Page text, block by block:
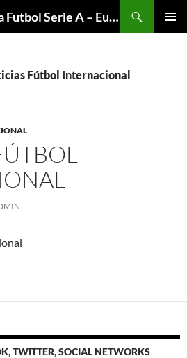
Compre Entradas para Futbol Serie A – Europa League – Premier League – Bundesliga
Fútbol Internacional
TWITTER, SOCIAL NETWORKS